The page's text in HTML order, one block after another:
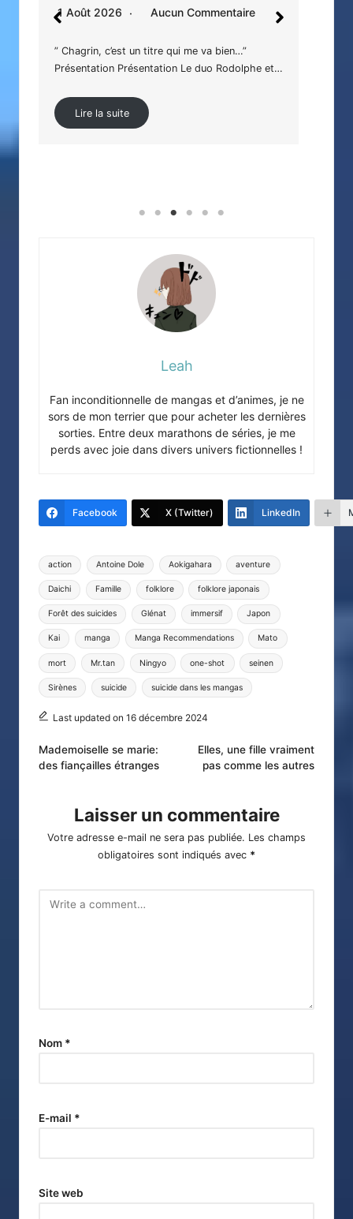
1 Août 2026 Aucun Commentaire
” Chagrin, c’est un titre qui me va bien…”
Présentation Présentation Le duo Rodolphe et…
Lire la suite
Leah
Fan inconditionnelle de mangas et d’animes, je ne
sors de mon terrier que pour acheter les dernières
sorties. Entre deux marathons de séries, je me
perds avec joie dans divers univers fictionnelles !
Facebook X (Twitter) LinkedIn
Tags:
action Antoine Dole Aokigahara aventure
Daichi Famille folklore folklore japonais
Forêt des suicides Glénat immersif Japon
Kai manga Manga Recommendations Mato
mort Mr.tan Ningyo one-shot seinen
Sirènes suicide suicide dans les mangas
Last updated on 16 décembre 2024
Post
navigation
Mademoiselle se marie:
des fiançailles étranges
Elles, une fille vraiment
pas comme les autres
Laisser un commentaire
Votre adresse e-mail ne sera pas publiée. Les champs
obligatoires sont indiqués avec *
Nom *
E-mail *
Site web